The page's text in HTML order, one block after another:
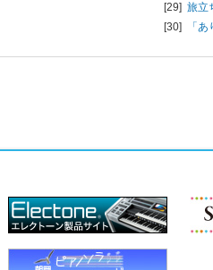
[29] 旅立
[30]
「